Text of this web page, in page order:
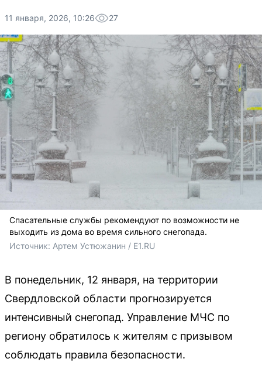
11 января, 2026, 10:26 27
Спасательные службы рекомендуют по возможности не
выходить из дома во время сильного снегопада.
Источник: Артем Устюжанин / E1.RU
В понедельник, 12 января, на территории
Свердловской области прогнозируется
интенсивный снегопад. Управление МЧС по
региону обратилось к жителям с призывом
соблюдать правила безопасности.